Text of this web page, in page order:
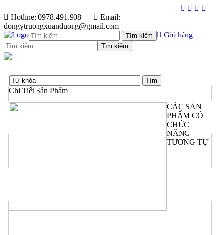
Hotline: 0978.491.908
Email:
dongytruongxuanduong@gmail.com
Giỏ hàng
Chi Tiết Sản Phẩm
CÁC SẢN
PHẨM CÓ
CHỨC
NĂNG
TƯƠNG TỰ